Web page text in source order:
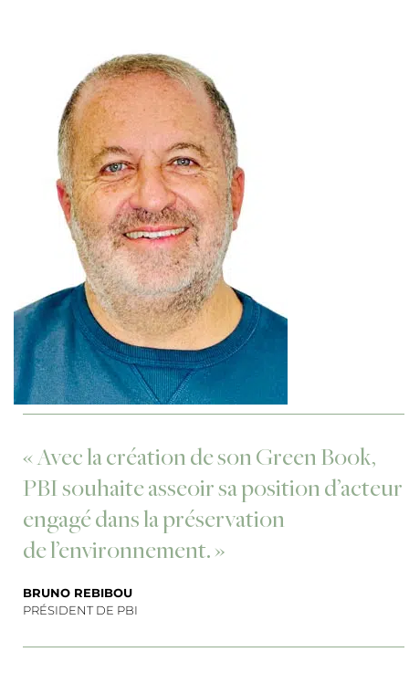
« Avec la création de son Green Book,
PBI souhaite asseoir sa position d’acteur
engagé dans la préservation
de l’environnement. »
BRUNO REBIBOU
PRÉSIDENT DE PBI